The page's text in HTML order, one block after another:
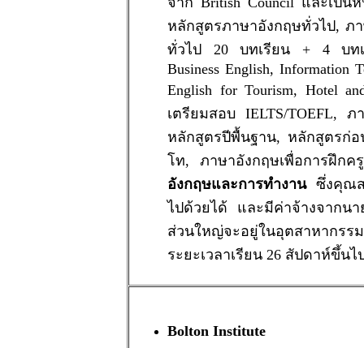
หลักสูตรภาษาอังกฤษทั่วไป, ภ
ทั่วไป 20 บทเรียน + 4 บทเ
Business English, Information
English for Tourism, Hotel
เตรียมสอบ IELTS/TOEFL, ภ
หลักสูตรปีพื้นฐาน, หลักสูตรก่อ
โท, ภาษาอังกฤษเพื่อการฝึกค
อังกฤษและการทำงานซึ่งคุณส
ไปด้วยได้ และมีค่าจ้างจากน
ส่วนใหญ่จะอยู่ในอุตสาหากรร
ระยะเวลาเรียน 26 สัปดาห์ขึ้นไ
Bolton Institute